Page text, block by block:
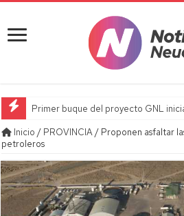
Primer buque del proyecto GNL
Inicio / PROVINCIA/ Proponen asfaltar
petroleros